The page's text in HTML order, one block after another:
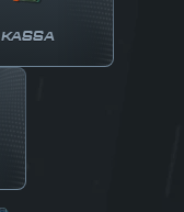
KASSA